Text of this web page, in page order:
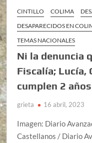
CINTILLO COLIMA
DESAPARECIDOS EN
TEMAS NACIONALES
Ni la denuncia
Fiscalía; Lucía,
cumplen 2
grieta 16 abril, 2023
Imagen: Diario
Castellanos / Diario